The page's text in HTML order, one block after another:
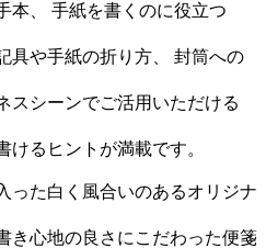
本、 手紙を書くのに役立つ
具や手紙の折り方、 封筒への
スシーンでご活用いただける
るヒントが満載です。
った白く風合いのあるオリジナ
き心地の良さにこだわった便箋